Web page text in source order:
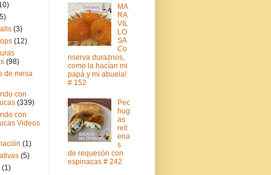
(3)
(12)
(98)
de mesa
con
(339)
con
Videos
(1)
(5)
(1)
MA
RA
VIL
LO
SA
Co
nserva duraznos,
como la hacían mi
papá y mi abuela!
# 152
Pec
hug
as
rell
ena
s
de requesón con
espinacas # 242